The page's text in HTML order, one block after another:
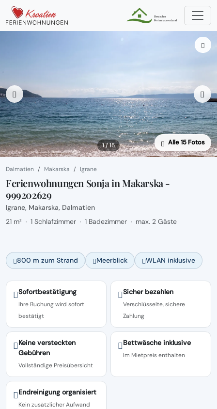
1 / 15 Alle 15 Fotos
Dalmatien Makarska Igrane
Ferienwohnungen Sonja in Makarska -
999202629
Igrane, Makarska, Dalmatien
21 m² · 1 Schlafzimmer · 1 Badezimmer · max. 2 Gäste
800 m zum Strand Meerblick WLAN inklusive
Sofortbestätigung
Ihre Buchung wird sofort
bestätigt
Sicher bezahlen
Verschlüsselte, sichere
Zahlung
Keine versteckten
Gebühren
Vollständige Preisübersicht
Bettwäsche inklusive
Im Mietpreis enthalten
Endreinigung organisiert
Kein zusätzlicher Aufwand